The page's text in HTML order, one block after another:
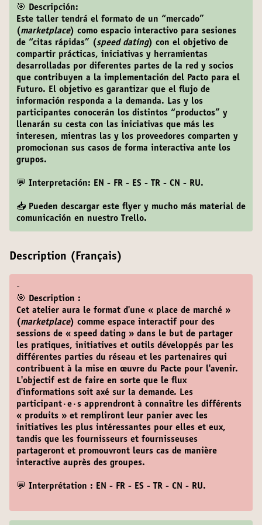
🎯 Descripción:
Este taller tendrá el formato de un “mercado”
(marketplace) como espacio interactivo para sesiones
de “citas rápidas” (speed dating) con el objetivo de
compartir prácticas, iniciativas y herramientas
desarrolladas por diferentes partes de la red y socios
que contribuyen a la implementación del Pacto para el
Futuro. El objetivo es garantizar que el flujo de
información responda a la demanda. Las y los
participantes conocerán los distintos “productos” y
llenarán su cesta con las iniciativas que más les
interesen, mientras las y los proveedores comparten y
promocionan sus casos de forma interactiva ante los
grupos.
💬 Interpretación: EN - FR - ES - TR - CN - RU.
📥 Pueden descargar este flyer y mucho más material de
comunicación en nuestro Trello.
Description (Français)
-
🎯 Description :
Cet atelier aura le format d'une « place de marché »
(marketplace) comme espace interactif pour des
sessions de « speed dating » dans le but de partager
les pratiques, initiatives et outils développés par les
différentes parties du réseau et les partenaires qui
contribuent à la mise en œuvre du Pacte pour l'avenir.
L'objectif est de faire en sorte que le flux
d'informations soit axé sur la demande. Les
participant·e·s apprendront à connaître les différents
« produits » et rempliront leur panier avec les
initiatives les plus intéressantes pour elles et eux,
tandis que les fournisseurs et fournisseuses
partageront et promouvront leurs cas de manière
interactive auprès des groupes.
💬 Interprétation : EN - FR - ES - TR - CN - RU.